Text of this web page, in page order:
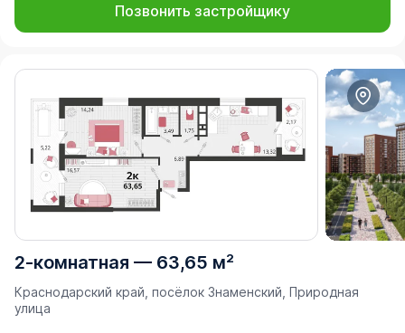
Позвонить застройщику
2-комнатная — 63,65 м²
Краснодарский край, посёлок Знаменский, Природная
улица